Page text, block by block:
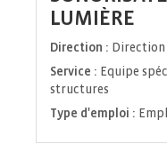
LUMIÈRE
Direction : Direction
Service : Equipe
structures
Type d'emploi :